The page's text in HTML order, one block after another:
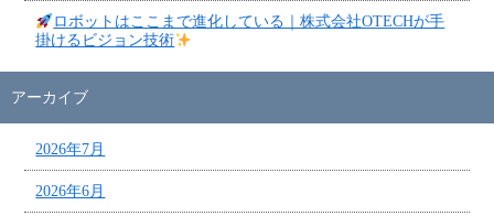
ロボットはここまで進化している｜株式会社OTECHが手
掛けるビジョン技術
アーカイブ
2026年7月
2026年6月